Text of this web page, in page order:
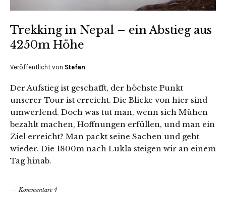
Trekking in Nepal – ein Abstieg aus
4250m Höhe
Veröffentlicht von Stefan
Der Aufstieg ist geschafft, der höchste Punkt
unserer Tour ist erreicht. Die Blicke von hier sind
umwerfend. Doch was tut man, wenn sich Mühen
bezahlt machen, Hoffnungen erfüllen, und man ein
Ziel erreicht? Man packt seine Sachen und geht
wieder. Die 1800m nach Lukla steigen wir an einem
Tag hinab.
Kommentare 4